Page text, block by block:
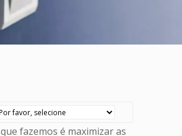
fazemos é maximizar as